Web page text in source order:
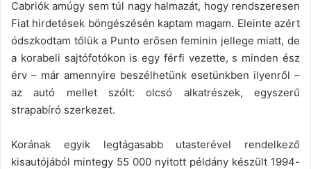
Cabriók amúgy sem túl nagy halmazát, hogy rendszeresen
Fiat hirdetések böngészésén kaptam magam. Eleinte azért
ódszkodtam tőlük a Punto erősen feminin jellege miatt, de
a korabeli sajtófotókon is egy férfi vezette, s minden ész
érv – már amennyire beszélhetünk esetünkben ilyenről –
az autó mellet szólt: olcsó alkatrészek, egyszerű
strapabíró szerkezet.
Korának egyik legtágasabb utasterével rendelkező
kisautójából mintegy 55 000 nyitott példány készült 1994-